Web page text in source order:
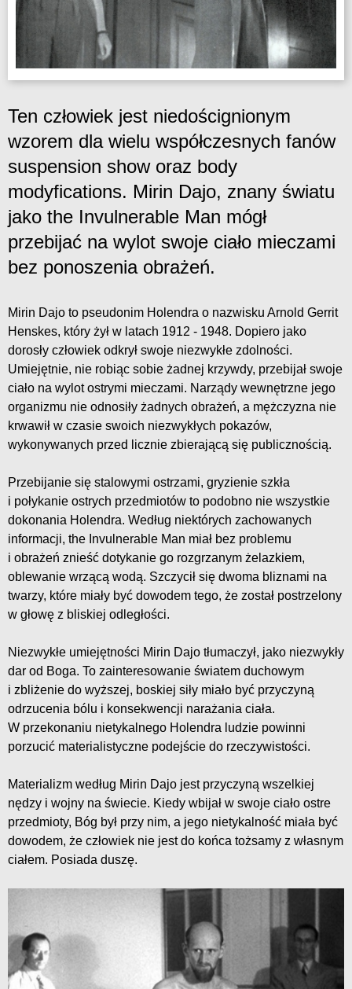
Ten człowiek jest niedoścignionym
wzorem dla wielu współczesnych fanów
suspension show oraz body
modyfications. Mirin Dajo, znany światu
jako the Invulnerable Man mógł
przebijać na wylot swoje ciało mieczami
bez ponoszenia obrażeń.
Mirin Dajo to pseudonim Holendra o nazwisku Arnold Gerrit
Henskes, który żył w latach 1912 - 1948. Dopiero jako
dorosły człowiek odkrył swoje niezwykłe zdolności.
Umiejętnie, nie robiąc sobie żadnej krzywdy, przebijał swoje
ciało na wylot ostrymi mieczami. Narządy wewnętrzne jego
organizmu nie odnosiły żadnych obrażeń, a mężczyzna nie
krwawił w czasie swoich niezwykłych pokazów,
wykonywanych przed licznie zbierającą się publicznością.
Przebijanie się stalowymi ostrzami, gryzienie szkła
i połykanie ostrych przedmiotów to podobno nie wszystkie
dokonania Holendra. Według niektórych zachowanych
informacji, the Invulnerable Man miał bez problemu
i obrażeń znieść dotykanie go rozgrzanym żelazkiem,
oblewanie wrzącą wodą. Szczycił się dwoma bliznami na
twarzy, które miały być dowodem tego, że został postrzelony
w głowę z bliskiej odległości.
Niezwykłe umiejętności Mirin Dajo tłumaczył, jako niezwykły
dar od Boga. To zainteresowanie światem duchowym
i zbliżenie do wyższej, boskiej siły miało być przyczyną
odrzucenia bólu i konsekwencji narażania ciała.
W przekonaniu nietykalnego Holendra ludzie powinni
porzucić materialistyczne podejście do rzeczywistości.
Materializm według Mirin Dajo jest przyczyną wszelkiej
nędzy i wojny na świecie. Kiedy wbijał w swoje ciało ostre
przedmioty, Bóg był przy nim, a jego nietykalność miała być
dowodem, że człowiek nie jest do końca tożsamy z własnym
ciałem. Posiada duszę.